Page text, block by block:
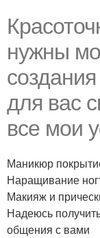
нужны
для вас
все мои
Маникюр
Наращивание
Макияж и
Надеюсь
общения с вами